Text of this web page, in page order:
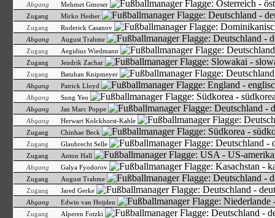
Abgang
Mehmet Gmoser
Zugang
Mirko Hesher
Zugang
Roderick Casanov
Abgang
August Trahme
Zugang
Aegidius Wiedmann
Zugang
Jendrik Zachar
Zugang
Batuhan Knipmeyer
Abgang
Patrick Lloyd
Abgang
Sung Yeo
Abgang
Jan Marc Poppe
Abgang
Herwart Kolckhorst-Kahle
Zugang
Chinhae Beck
Zugang
Glaubrecht Selle
Zugang
Anton Hall
Abgang
Galya Fyodorov
Zugang
August Trahme
Zugang
Jared Gerke
Abgang
Edwin van Heijden
Zugang
Alperen Fotzki